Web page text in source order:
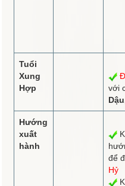
Tuổi
Xung
Hợp
với
Hướng
xuất
hành
để
Hỷ